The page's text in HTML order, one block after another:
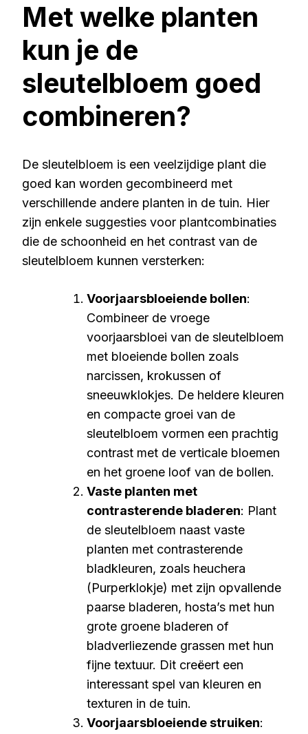
Met welke planten
kun je de
sleutelbloem goed
combineren?
De sleutelbloem is een veelzijdige plant die
goed kan worden gecombineerd met
verschillende andere planten in de tuin. Hier
zijn enkele suggesties voor plantcombinaties
die de schoonheid en het contrast van de
sleutelbloem kunnen versterken:
Voorjaarsbloeiende bollen:
Combineer de vroege
voorjaarsbloei van de sleutelbloem
met bloeiende bollen zoals
narcissen, krokussen of
sneeuwklokjes. De heldere kleuren
en compacte groei van de
sleutelbloem vormen een prachtig
contrast met de verticale bloemen
en het groene loof van de bollen.
Vaste planten met
contrasterende bladeren: Plant
de sleutelbloem naast vaste
planten met contrasterende
bladkleuren, zoals heuchera
(Purperklokje) met zijn opvallende
paarse bladeren, hosta’s met hun
grote groene bladeren of
bladverliezende grassen met hun
fijne textuur. Dit creëert een
interessant spel van kleuren en
texturen in de tuin.
Voorjaarsbloeiende struiken: